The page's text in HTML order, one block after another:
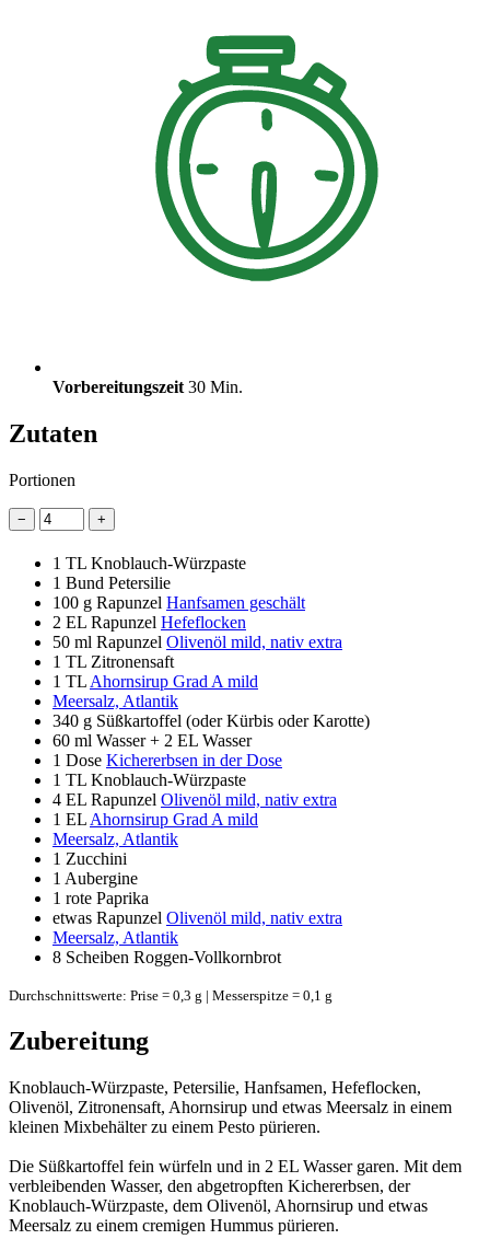
Vorbereitungszeit 30 Min.
Zutaten
Portionen
− +
1 TL Knoblauch-Würzpaste
1 Bund Petersilie
100 g Rapunzel Hanfsamen geschält
2 EL Rapunzel Hefeflocken
50 ml Rapunzel Olivenöl mild, nativ extra
1 TL Zitronensaft
1 TL Ahornsirup Grad A mild
Meersalz, Atlantik
340 g Süßkartoffel (oder Kürbis oder Karotte)
60 ml Wasser + 2 EL Wasser
1 Dose Kichererbsen in der Dose
1 TL Knoblauch-Würzpaste
4 EL Rapunzel Olivenöl mild, nativ extra
1 EL Ahornsirup Grad A mild
Meersalz, Atlantik
1 Zucchini
1 Aubergine
1 rote Paprika
etwas Rapunzel Olivenöl mild, nativ extra
Meersalz, Atlantik
8 Scheiben Roggen-Vollkornbrot
Durchschnittswerte: Prise = 0,3 g | Messerspitze = 0,1 g
Zubereitung
Knoblauch-Würzpaste, Petersilie, Hanfsamen, Hefeflocken,
Olivenöl, Zitronensaft, Ahornsirup und etwas Meersalz in einem
kleinen Mixbehälter zu einem Pesto pürieren.
Die Süßkartoffel fein würfeln und in 2 EL Wasser garen. Mit dem
verbleibenden Wasser, den abgetropften Kichererbsen, der
Knoblauch-Würzpaste, dem Olivenöl, Ahornsirup und etwas
Meersalz zu einem cremigen Hummus pürieren.